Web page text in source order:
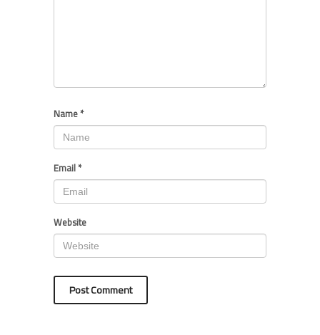
Name*
Email*
Website